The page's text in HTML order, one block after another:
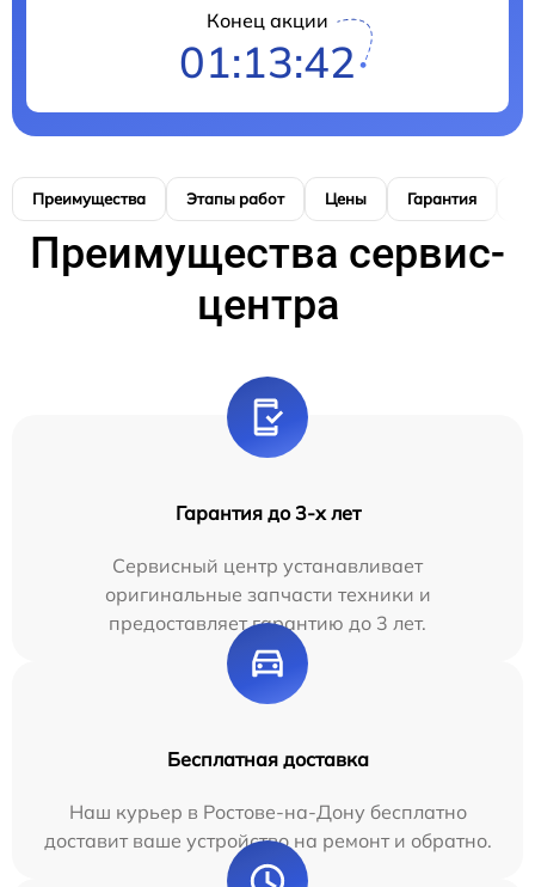
Конец акции
01:13:41
Преимущества Этапы работ Цены Гарантия
Преимущества сервис-
центра
Гарантия до 3-х лет
Сервисный центр устанавливает
оригинальные запчасти техники и
предоставляет гарантию до 3 лет.
Бесплатная доставка
Наш курьер в Ростове-на-Дону бесплатно
доставит ваше устройство на ремонт и обратно.